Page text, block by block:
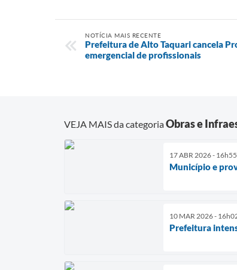
NOTÍCIA MAIS RECENTE
Prefeitura de Alto Taquari cancela
emergencial de profissionais
VEJA MAIS da categoriaObras e
17 ABR 2026 - 16h55
Município e
10 MAR 2026 -
Prefeitura